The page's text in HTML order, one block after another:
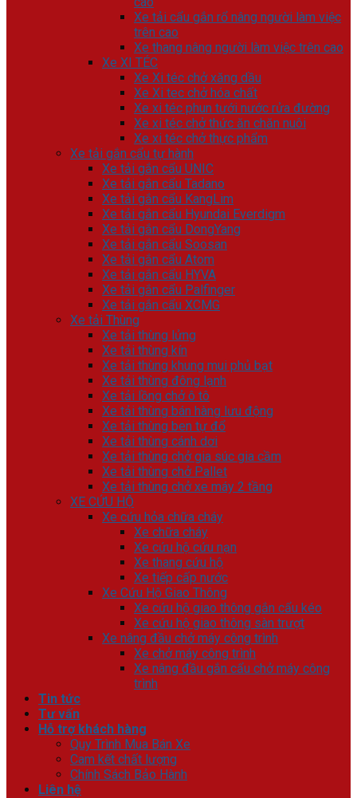
Xe tải cẩu gắn rổ nâng người làm việc
trên cao
Xe thang nâng người làm việc trên cao
Xe XI TÉC
Xe Xi téc chở xăng dầu
Xe Xi tec chở hóa chất
Xe xi téc phun tưới nước rửa đường
Xe xi téc chở thức ăn chăn nuôi
Xe xi téc chở thực phẩm
Xe tải gắn cẩu tự hành
Xe tải gắn cẩu UNIC
Xe tải gắn cẩu Tadano
Xe tải gắn cẩu KangLim
Xe tải gắn cẩu Hyundai Everdigm
Xe tải gắn cẩu DongYang
Xe tải gắn cẩu Soosan
Xe tải gắn cẩu Atom
Xe tải gắn cẩu HYVA
Xe tải gắn cẩu Palfinger
Xe tải gắn cẩu XCMG
Xe tải Thùng
Xe tải thùng lửng
Xe tải thùng kín
Xe tải thùng khung mui phủ bạt
Xe tải thùng đông lạnh
Xe tải lồng chở ô tô
Xe tải thùng bán hàng lưu động
Xe tải thùng ben tự đổ
Xe tải thùng cánh dơi
Xe tải thùng chở gia súc gia cầm
Xe tải thùng chở Pallet
Xe tải thùng chở xe máy 2 tầng
XE CỨU HỘ
Xe cứu hỏa chữa cháy
Xe chữa cháy
Xe cứu hộ cứu nạn
Xe thang cứu hộ
Xe tiếp cấp nước
Xe Cứu Hộ Giao Thông
Xe cứu hộ giao thông gắn cẩu kéo
Xe cứu hộ giao thông sàn trượt
Xe nâng đầu chở máy công trình
Xe chở máy công trình
Xe nâng đầu gắn cẩu chở máy công
trình
Tin tức
Tư vấn
Hỗ trợ khách hàng
Quy Trình Mua Bán Xe
Cam kết chất lượng
Chính Sách Bảo Hành
Liên hệ